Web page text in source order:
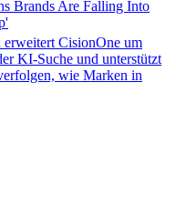
Brands Are Falling Into
CisionOne um
KI-Suche und unterstützt
wie Marken in